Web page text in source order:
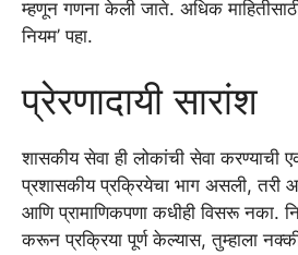
म्हणून गणना केली जाते. अधिक माहितीसाठी
नियम’ पहा.
प्रेरणादायी सारांश
शासकीय सेवा ही लोकांची सेवा करण्याची
प्रशासकीय प्रक्रियेचा भाग असली, तरी
आणि प्रामाणिकपणा कधीही विसरू नका.
करून प्रक्रिया पूर्ण केल्यास, तुम्हाला